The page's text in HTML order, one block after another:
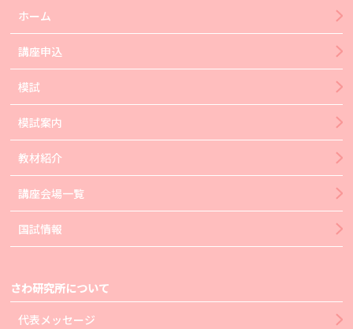
ホーム
講座申込
模試
模試案内
教材紹介
講座会場一覧
国試情報
さわ研究所について
代表メッセージ